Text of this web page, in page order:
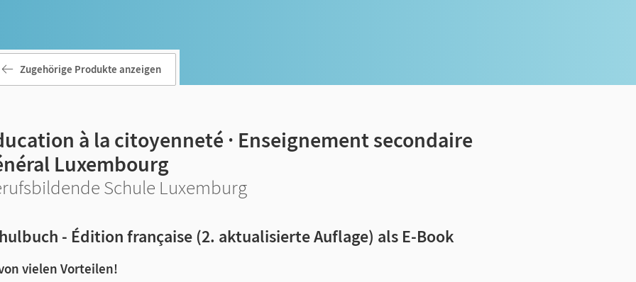
Zugehörige Produkte anzeigen
à la citoyenneté · Enseignement secondaire
Luxembourg
Schule Luxemburg
- Édition française (2. aktualisierte Auflage) als E-Book
vielen Vorteilen!